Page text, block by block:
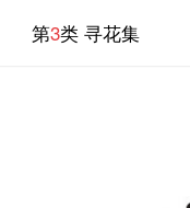
第3类 寻花集